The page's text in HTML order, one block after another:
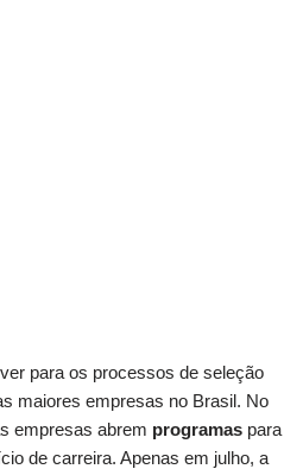
para os processos de seleção
maiores empresas no Brasil. No
empresas abrem programas para
de carreira. Apenas em julho, a